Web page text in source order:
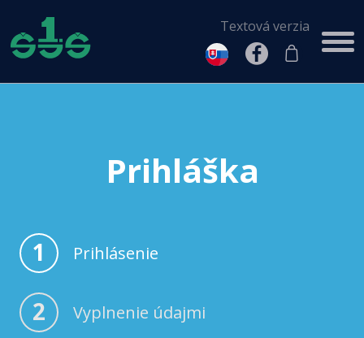
Textová verzia
Prihláška
1 Prihlásenie
2 Vyplnenie údajmi